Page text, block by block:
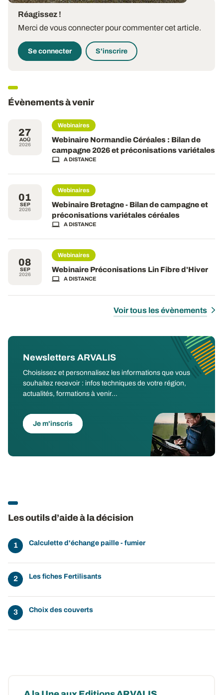
Réagissez !
Merci de vous connecter pour commenter cet article.
Se connecter S'inscrire
Évènements à venir
27
AOÛ
2026
Webinaires
Webinaire Normandie Céréales : Bilan de
campagne 2026 et préconisations variétales
A DISTANCE
01
SEP
2026
Webinaires
Webinaire Bretagne - Bilan de campagne et
préconisations variétales céréales
A DISTANCE
08
SEP
2026
Webinaires
Webinaire Préconisations Lin Fibre d'Hiver
A DISTANCE
Voir tous les évènements
Newsletters ARVALIS
Choisissez et personnalisez les informations que vous
souhaitez recevoir : infos techniques de votre région,
actualités, formations à venir...
Je m'inscris
Les outils d’aide à la décision
Calculette d'échange paille - fumier
Les fiches Fertilisants
Choix des couverts